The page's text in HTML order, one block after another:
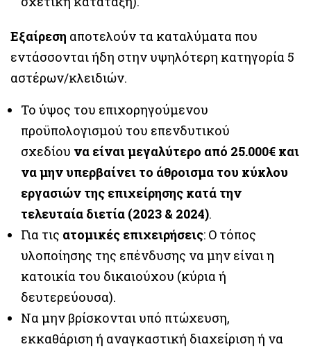
Εξαίρεση αποτελούν τα καταλύματα που
εντάσσονται ήδη στην υψηλότερη κατηγορία 5
αστέρων/κλειδιών.
Το ύψος του επιχορηγούμενου
προϋπολογισμού του επενδυτικού
σχεδίου να είναι μεγαλύτερο από 25.000€ και
να μην υπερβαίνει το άθροισμα του κύκλου
εργασιών της επιχείρησης κατά την
τελευταία διετία (2023 & 2024).
Για τις ατομικές επιχειρήσεις: Ο τόπος
υλοποίησης της επένδυσης να μην είναι η
κατοικία του δικαιούχου (κύρια ή
δευτερεύουσα).
Να μην βρίσκονται υπό πτώχευση,
εκκαθάριση ή αναγκαστική διαχείριση ή να